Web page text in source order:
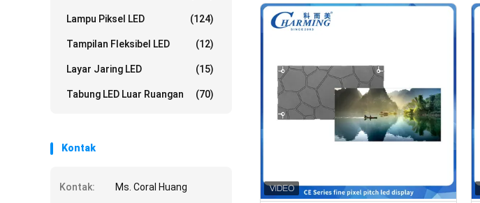
Lampu Piksel LED (124)
Tampilan Fleksibel LED (12)
Layar Jaring LED (15)
Tabung LED Luar Ruangan (70)
Kontak
Kontak:
Ms. Coral Huang